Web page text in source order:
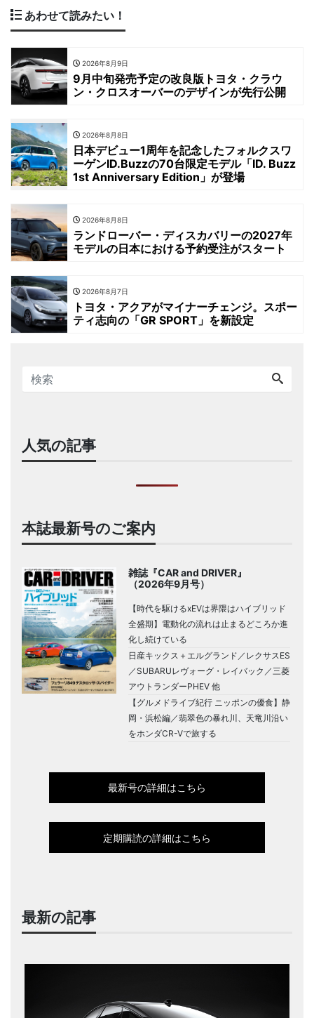
あわせて読みたい！
2026年8月9日
9月中旬発売予定の改良版トヨタ・クラウ
ン・クロスオーバーのデザインが先行公開
2026年8月8日
日本デビュー1周年を記念したフォルクスワ
ーゲンID.Buzzの70台限定モデル「ID. Buzz
1st Anniversary Edition」が登場
2026年8月8日
ランドローバー・ディスカバリーの2027年
モデルの日本における予約受注がスタート
2026年8月7日
トヨタ・アクアがマイナーチェンジ。スポー
ティ志向の「GR SPORT」を新設定
人気の記事
本誌最新号のご案内
雑誌『CAR and DRIVER』
（2026年9月号）
【時代を駆けるxEVは界隈はハイブリッド
全盛期】電動化の流れは止まるどころか進
化し続けている
日産キックス＋エルグランド／レクサスES
／SUBARUレヴォーグ・レイバック／三菱
アウトランダーPHEV 他
【グルメドライブ紀行 ニッポンの優食】静
岡・浜松編／翡翠色の暴れ川、天竜川沿い
をホンダCR-Vで旅する
最新号の詳細はこちら
定期購読の詳細はこちら
最新の記事